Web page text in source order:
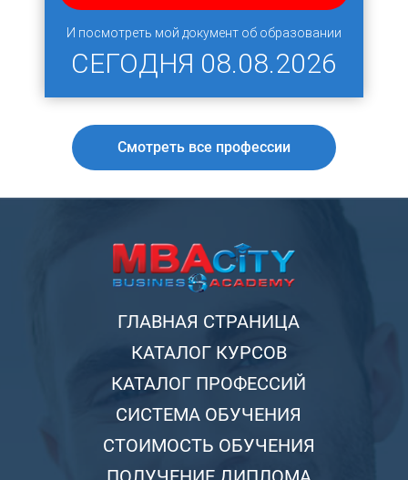
И посмотреть мой документ об образовании
СЕГОДНЯ 08.08.2026
Смотреть все профессии
ГЛАВНАЯ СТРАНИЦА
КАТАЛОГ КУРСОВ
КАТАЛОГ ПРОФЕССИЙ
СИСТЕМА ОБУЧЕНИЯ
СТОИМОСТЬ ОБУЧЕНИЯ